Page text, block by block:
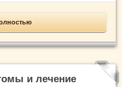
и лечение